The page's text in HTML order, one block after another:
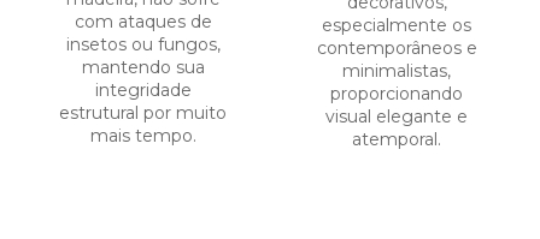
com ataques de
insetos ou fungos,
mantendo sua
integridade
estrutural por muito
mais tempo.
especialmente os
contemporâneos e
minimalistas,
proporcionando
visual elegante e
atemporal.